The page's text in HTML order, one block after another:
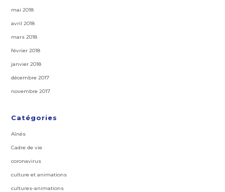
mai 2018
avril 2018
mars 2018
février 2018
janvier 2018
décembre 2017
novembre 2017
Catégories
Aînés
Cadre de vie
coronavirus
culture et animations
cultures-animations